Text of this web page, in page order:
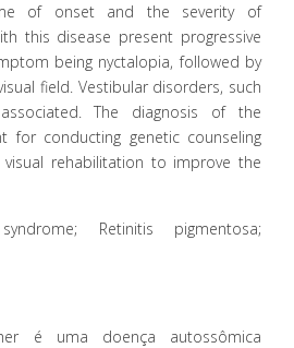
of onset and the severity of
this disease present progressive
being nyctalopia, followed by
field. Vestibular disorders, such
The diagnosis of the
for conducting genetic counseling
rehabilitation to improve the
Retinitis pigmentosa;
é uma doença autossômica